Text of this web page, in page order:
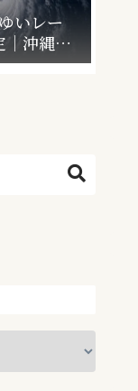
いレー
沖縄本
業情報ま